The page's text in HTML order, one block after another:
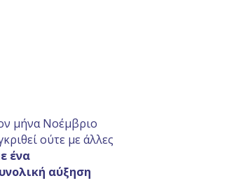
μήνα Νοέμβριο
ούτε με άλλες
ένα
αύξηση